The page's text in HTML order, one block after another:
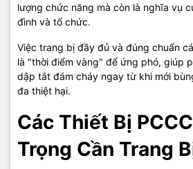
lượng chức năng mà còn là nghĩa vụ
đình và tổ chức.
Việc trang bị đầy đủ và đúng chuẩn
là "thời điểm vàng" để ứng phó, giúp
dập tắt đám cháy ngay từ khi mới
đa thiệt hại.
Các Thiết Bị
Trọng Cần Trang